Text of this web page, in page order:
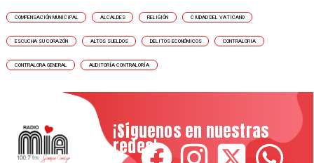
COMPENSACIÓN MUNICIPAL ALCALDES RELIGIÓN CIUDAD DEL VATICANO
ESCUCHA SU CORAZÓN ALTOS SUELDOS DELITOS ECONÓMICOS CONTRALORIA
CONTRALORA GENERAL AUDITORÍA CONTRALORÍA
¡Síguenos en nuestras
redes!